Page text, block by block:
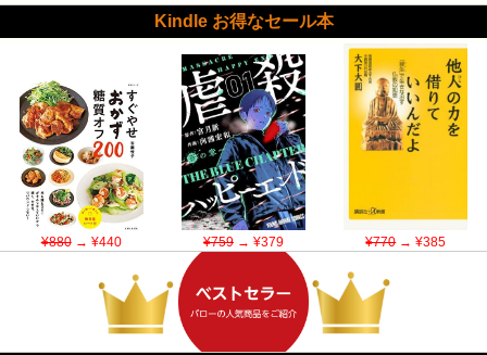
Kindle お得なセール本
¥880→ ¥440 ¥759→ ¥379 ¥770→ ¥385